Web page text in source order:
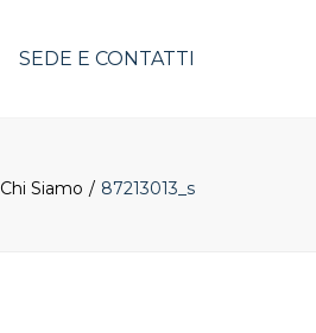
SEDE E CONTATTI
Chi Siamo 87213013_s